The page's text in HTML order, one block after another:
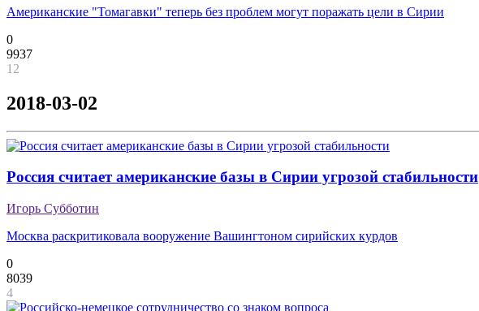
Американские "Томагавки" теперь без проблем могут поражать цели в Сирии
0
9937
12
2018-03-02
Россия считает американские базы в Сирии угрозой стабильности
Игорь Субботин
Москва раскритиковала вооружение Вашингтоном сирийских курдов
0
8039
4